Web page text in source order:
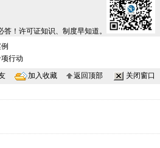
！许可证知识、制度早知道。
行动
加入收藏 返回顶部
关闭窗口